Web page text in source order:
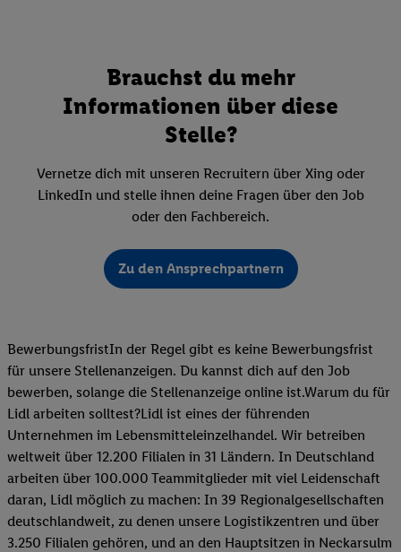
Brauchst du mehr
Informationen über diese
Stelle?
Vernetze dich mit unseren Recruitern über Xing oder
LinkedIn und stelle ihnen deine Fragen über den Job
oder den Fachbereich.
Zu den Ansprechpartnern
BewerbungsfristIn der Regel gibt es keine Bewerbungsfrist
für unsere Stellenanzeigen. Du kannst dich auf den Job
bewerben, solange die Stellenanzeige online ist.Warum du für
Lidl arbeiten solltest?Lidl ist eines der führenden
Unternehmen im Lebensmitteleinzelhandel. Wir betreiben
weltweit über 12.200 Filialen in 31 Ländern. In Deutschland
arbeiten über 100.000 Teammitglieder mit viel Leidenschaft
daran, Lidl möglich zu machen: In 39 Regionalgesellschaften
deutschlandweit, zu denen unsere Logistikzentren und über
3.250 Filialen gehören, und an den Hauptsitzen in Neckarsulm